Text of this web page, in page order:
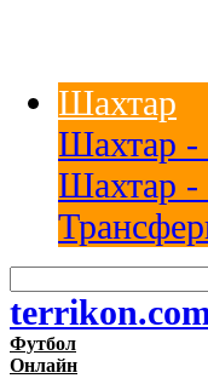
Шахтар
Шахтар
Шахтар -
Футбол
Онлайн